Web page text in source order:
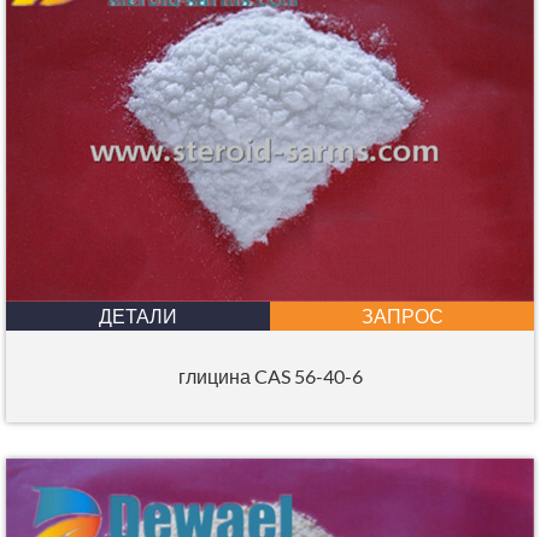
ДЕТАЛИ ЗАПРОС
глицина CAS 56-40-6